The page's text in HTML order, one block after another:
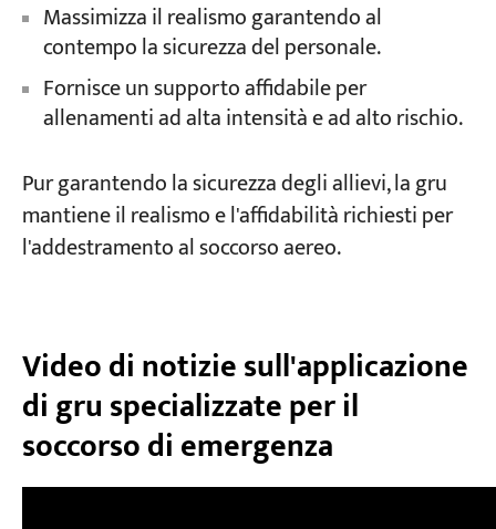
Massimizza il realismo garantendo al
contempo la sicurezza del personale.
Fornisce un supporto affidabile per
allenamenti ad alta intensità e ad alto rischio.
Pur garantendo la sicurezza degli allievi, la gru
mantiene il realismo e l'affidabilità richiesti per
l'addestramento al soccorso aereo.
Video di notizie sull'applicazione
di gru specializzate per il
soccorso di emergenza